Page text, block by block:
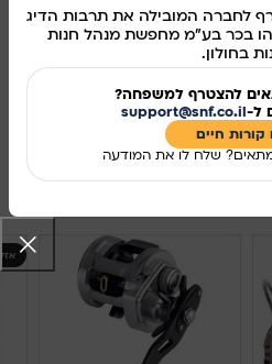
לחברה המובילה את תרבות הדיג
בכר בע"מ מחפשת מנהל חנות
בחולון.
להצטרף למשפחה?
ל-support@snf.co.il
חיים​
שלח לו את המודעה
עכשיו